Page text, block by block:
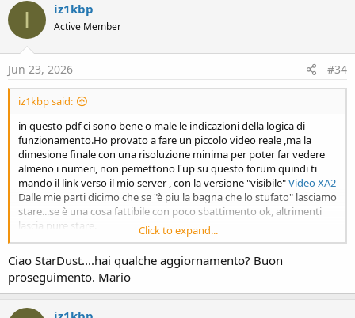
I iz1kbp
Active Member
Jun 23, 2026 #34
iz1kbp said:
in questo pdf ci sono bene o male le indicazioni della logica di
funzionamento.Ho provato a fare un piccolo video reale ,ma la
dimesione finale con una risoluzione minima per poter far vedere
almeno i numeri, non pemettono l'up su questo forum quindi ti
mando il link verso il mio server , con la versione "visibile"Video XA2
Dalle mie parti dicimo che se "è piu la bagna che lo stufato" lasciamo
stare...se è una cosa fattibile con poco sbattimento ok, altrimenti
lascia pure stare.
Grazie ancora per il tempo che mi dedichi
Click to expand...
Ciao StarDust....hai qualche aggiornamento? Buon
proseguimento. Mario